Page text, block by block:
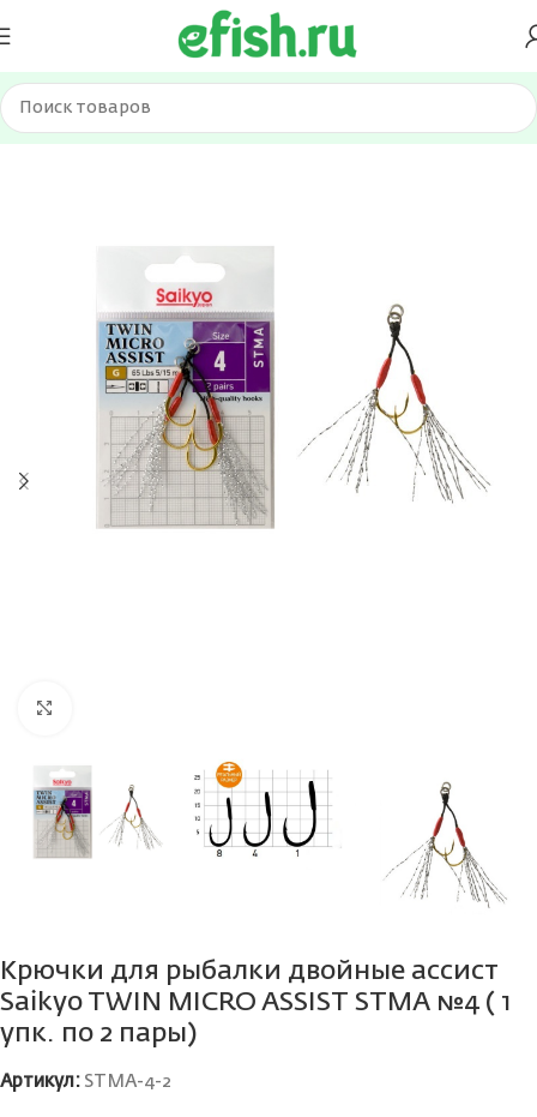
Главная Оснастка и фурнитура Крючки
Крючки для рыбалки двойные ассист
Saikyo TWIN MICRO ASSIST STMA №4 ( 1
упк. по 2 пары)
Артикул: STMA-4-2